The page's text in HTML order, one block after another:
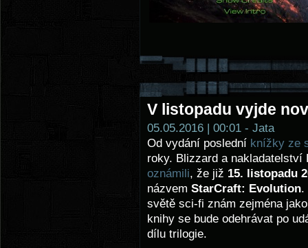
V listopadu vyjde
05.05.2016 | 00:01 - Jata
Od vydání poslední knížky ze
roky. Blizzard a nakladatelství
oznámili, že již 15. listopadu
názvem StarCraft: Evolution.
světě sci-fi znám zejména
knihy se bude odehrávat po
dílu trilogie.